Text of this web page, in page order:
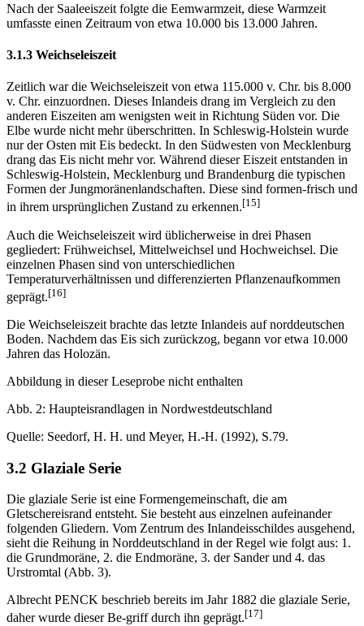
Nach der Saaleeiszeit folgte die Eemwarmzeit, diese Warmzeit
umfasste einen Zeitraum von etwa 10.000 bis 13.000 Jahren.
3.1.3 Weichseleiszeit
Zeitlich war die Weichseleiszeit von etwa 115.000 v. Chr. bis 8.000
v. Chr. einzuordnen. Dieses Inlandeis drang im Vergleich zu den
anderen Eiszeiten am wenigsten weit in Richtung Süden vor. Die
Elbe wurde nicht mehr überschritten. In Schleswig-Holstein wurde
nur der Osten mit Eis bedeckt. In den Südwesten von Mecklenburg
drang das Eis nicht mehr vor. Während dieser Eiszeit entstanden in
Schleswig-Holstein, Mecklenburg und Brandenburg die typischen
Formen der Jungmoränenlandschaften. Diese sind formen-frisch und
in ihrem ursprünglichen Zustand zu erkennen.[15]
Auch die Weichseleiszeit wird üblicherweise in drei Phasen
gegliedert: Frühweichsel, Mittelweichsel und Hochweichsel. Die
einzelnen Phasen sind von unterschiedlichen
Temperaturverhältnissen und differenzierten Pflanzenaufkommen
geprägt.[16]
Die Weichseleiszeit brachte das letzte Inlandeis auf norddeutschen
Boden. Nachdem das Eis sich zurückzog, begann vor etwa 10.000
Jahren das Holozän.
Abbildung in dieser Leseprobe nicht enthalten
Abb. 2: Haupteisrandlagen in Nordwestdeutschland
Quelle: Seedorf, H. H. und Meyer, H.-H. (1992), S.79.
3.2 Glaziale Serie
Die glaziale Serie ist eine Formengemeinschaft, die am
Gletschereisrand entsteht. Sie besteht aus einzelnen aufeinander
folgenden Gliedern. Vom Zentrum des Inlandeisschildes ausgehend,
sieht die Reihung in Norddeutschland in der Regel wie folgt aus: 1.
die Grundmoräne, 2. die Endmoräne, 3. der Sander und 4. das
Urstromtal (Abb. 3).
Albrecht PENCK beschrieb bereits im Jahr 1882 die glaziale Serie,
daher wurde dieser Be-griff durch ihn geprägt.[17]